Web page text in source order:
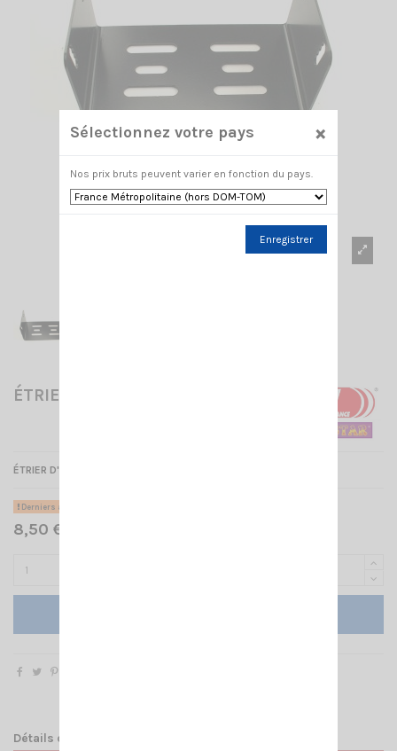
ÉTRIER ORIGINE CRT279
ÉTRIER D'ORIGINE POUR LE CRT 279 U/V
Derniers articles en stock
8,50 € TTC
Détails du produit
Sélectionnez votre pays ×
Nos prix bruts peuvent varier en fonction du pays.
Enregistrer